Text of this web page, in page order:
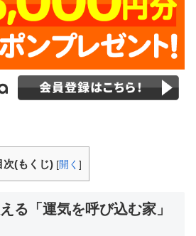
次(もくじ) [開く ]
る「運気を呼び込む家」